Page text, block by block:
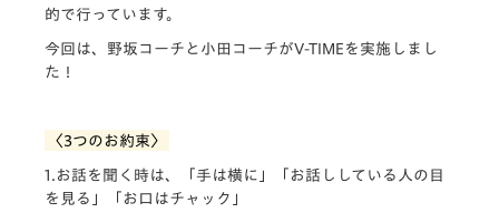
的で行っています。
今回は、野坂コーチと小田コーチがV-TIMEを実施しまし
た！
〈3つのお約束〉
1.お話を聞く時は、「手は横に」「お話ししている人の目
を見る」「お口はチャック」